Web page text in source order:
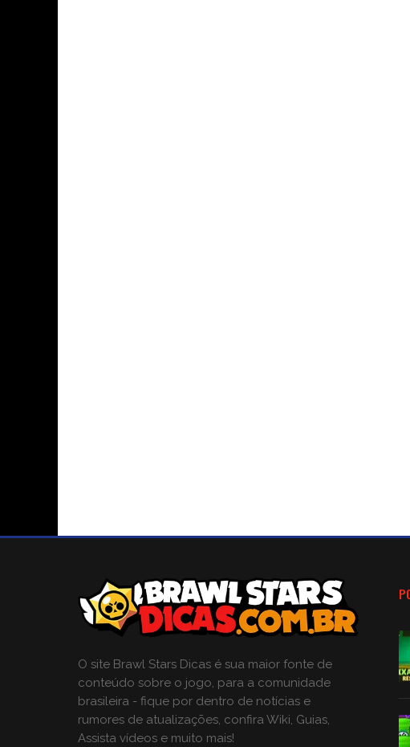
O site Brawl Stars Dicas é sua maior fonte de
conteúdo sobre o jogo, para a comunidade
brasileira - fique por dentro de notícias e
rumores de atualizações, confira Wiki, Guias,
Assista vídeos e muito mais!